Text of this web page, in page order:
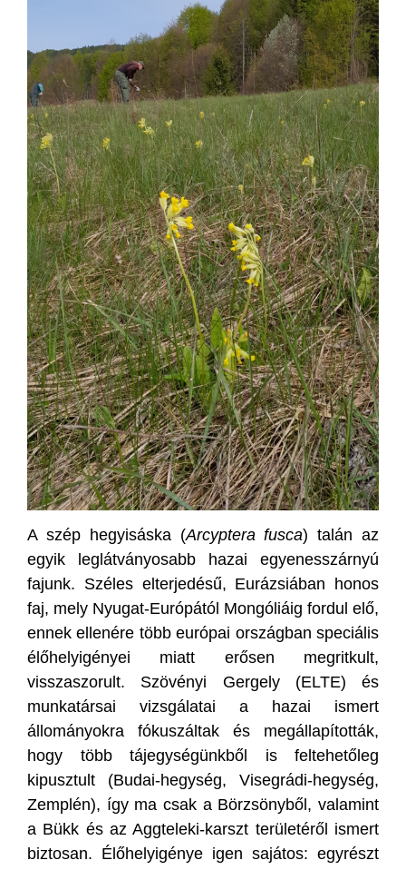
A szép hegyisáska (Arcyptera fusca) talán az
egyik leglátványosabb hazai egyenesszárnyú
fajunk. Széles elterjedésű, Eurázsiában honos
faj, mely Nyugat-Európától Mongóliáig fordul elő,
ennek ellenére több európai országban speciális
élőhelyigényei miatt erősen megritkult,
visszaszorult. Szövényi Gergely (ELTE) és
munkatársai vizsgálatai a hazai ismert
állományokra fókuszáltak és megállapították,
hogy több tájegységünkből is feltehetőleg
kipusztult (Budai-hegység, Visegrádi-hegység,
Zemplén), így ma csak a Börzsönyből, valamint
a Bükk és az Aggteleki-karszt területéről ismert
biztosan. Élőhelyigénye igen sajátos: egyrészt